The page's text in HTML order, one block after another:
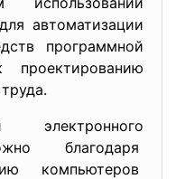
автоматизации
программной
электронного
благодаря
компьютеров